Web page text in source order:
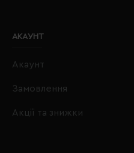
АКАУНТ
Акаунт
Замовлення
Акції та знижки